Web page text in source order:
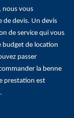
nous vous
de devis. Un devis
de service qui vous
budget de location
passer
la benne
prestation est